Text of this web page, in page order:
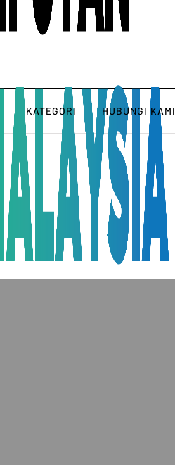
KATEGORI HUBUNGI KAMI